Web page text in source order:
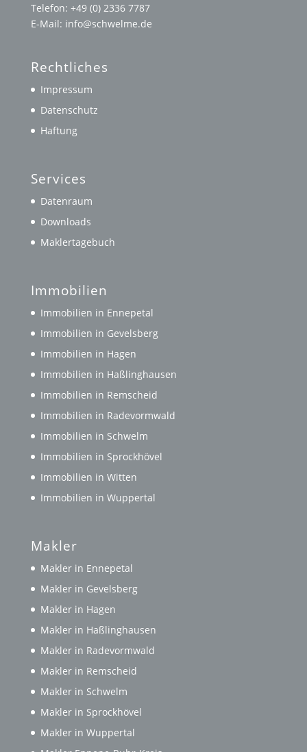
Telefon: +49 (0) 2336 7787
E-Mail: info@schwelme.de
Rechtliches
Impressum
Datenschutz
Haftung
Services
Datenraum
Downloads
Maklertagebuch
Immobilien
Immobilien in Ennepetal
Immobilien in Gevelsberg
Immobilien in Hagen
Immobilien in Haßlinghausen
Immobilien in Remscheid
Immobilien in Radevormwald
Immobilien in Schwelm
Immobilien in Sprockhövel
Immobilien in Witten
Immobilien in Wuppertal
Makler
Makler in Ennepetal
Makler in Gevelsberg
Makler in Hagen
Makler in Haßlinghausen
Makler in Radevormwald
Makler in Remscheid
Makler in Schwelm
Makler in Sprockhövel
Makler in Wuppertal